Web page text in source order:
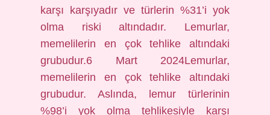
karşı karşıyadır ve türlerin %31’i yok
olma riski altındadır. Lemurlar,
memelilerin en çok tehlike altındaki
grubudur.6 Mart 2024Lemurlar,
memelilerin en çok tehlike altındaki
grubudur. Aslında, lemur türlerinin
%98’i yok olma tehlikesiyle karşı